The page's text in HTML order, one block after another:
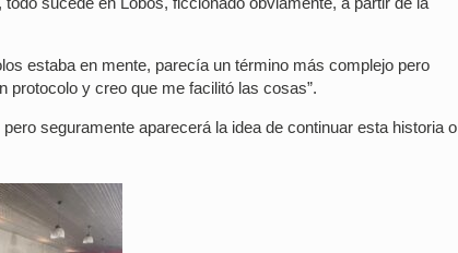
estaba en mente, parecía un término más complejo pero
protocolo y creo que me facilitó las cosas”.
seguramente aparecerá la idea de continuar esta historia o